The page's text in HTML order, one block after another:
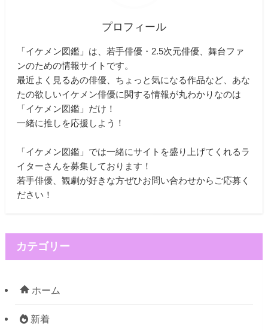
プロフィール
「イケメン図鑑」は、若手俳優・2.5次元俳優、舞台ファ
ンのための情報サイトです。
最近よく見るあの俳優、ちょっと気になる作品など、あな
たの欲しいイケメン俳優に関する情報が丸わかりなのは
「イケメン図鑑」だけ！
一緒に推しを応援しよう！
「イケメン図鑑」では一緒にサイトを盛り上げてくれるラ
イターさんを募集しております！
若手俳優、観劇が好きな方ぜひお問い合わせからご応募く
ださい！
カテゴリー
ホーム
新着